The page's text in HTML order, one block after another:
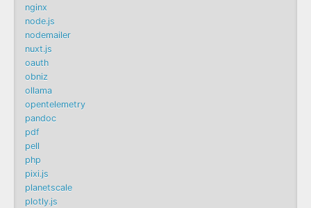
nginx
node.js
nodemailer
nuxt.js
oauth
obniz
ollama
opentelemetry
pandoc
pdf
pell
php
pixi.js
planetscale
plotly.js